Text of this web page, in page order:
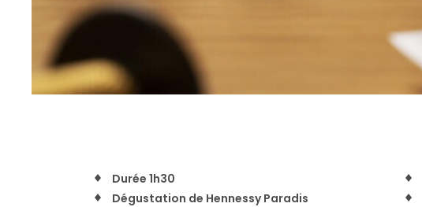
Durée 1h30
Dégustation de Hennessy Paradis